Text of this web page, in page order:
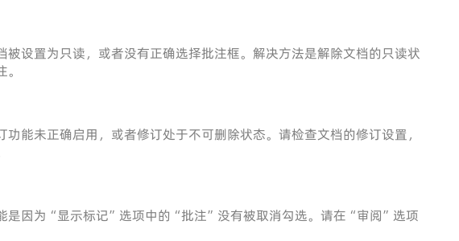
被设置为只读，或者没有正确选择批注框。解决方法是解除文档的只读状
能未正确启用，或者修订处于不可删除状态。请检查文档的修订设置，
是因为“显示标记”选项中的“批注”没有被取消勾选。请在“审阅”选项